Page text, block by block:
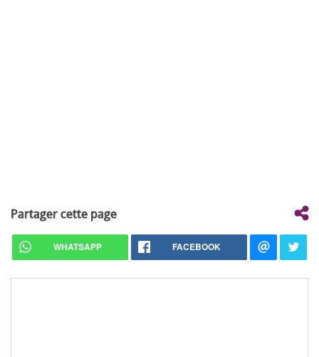
Partager cette page
WHATSAPP FACEBOOK